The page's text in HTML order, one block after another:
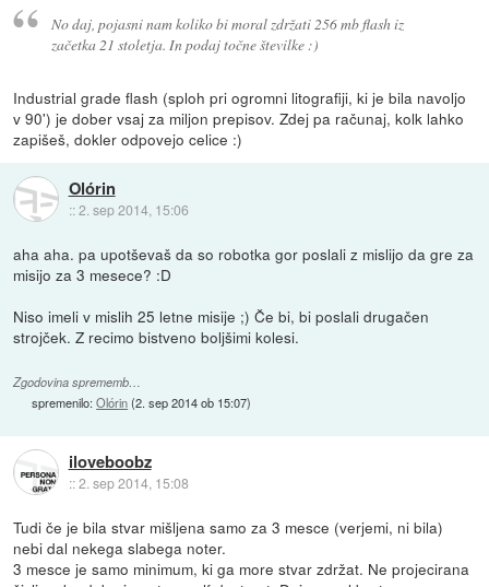
No daj, pojasni nam koliko bi moral zdržati 256 mb flash iz
začetka 21 stoletja. In podaj točne številke :)
Industrial grade flash (sploh pri ogromni litografiji, ki je bila navoljo
v 90') je dober vsaj za miljon prepisov. Zdej pa računaj, kolk lahko
zapišeš, dokler odpovejo celice :)
Olórin
::2. sep 2014, 15:06
aha aha. pa upotševaš da so robotka gor poslali z mislijo da gre za
misijo za 3 mesece? :D
Niso imeli v mislih 25 letne misije ;) Če bi, bi poslali drugačen
strojček. Z recimo bistveno boljšimi kolesi.
Zgodovina sprememb…
spremenilo:Olórin(2. sep 2014 ob 15:07)
iloveboobz
::2. sep 2014, 15:08
Tudi če je bila stvar mišljena samo za 3 mesce (verjemi, ni bila)
nebi dal nekega slabega noter.
3 mesce je samo minimum, ki ga more stvar zdržat. Ne projecirana